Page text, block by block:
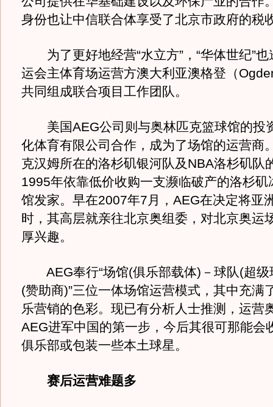
身份也让中信联合体享受了北京市政府的税
为了更好地经营“水立方”，“华体世纪”也
运会主体育场运营方澳大利亚澳格登（
共同组成联合项目工作团队。
美国AEG公司则与奥林匹克篮球馆的投
化体育有限公司合作，成为了场馆的运营商
克汉姆所在的洛杉矶银河队及NBA洛杉矶队
1995年依靠低价收购一支濒临破产的洛杉矶
馆发家。早在2007年7月，AEG在决定将亚
时，其高层就亲往北京奥组委，对北京奥运
厚兴趣。
AEG奉行“场馆(俱乐部载体)－球队(超级
(赞助商)”三位一体场馆运营模式，其中充满
乐营销的色彩。现已有分析人士推测，运营
AEG进军中国的第一步，今后其很可那能会
俱乐部或包装一些本土球星。
赛后运营难题多